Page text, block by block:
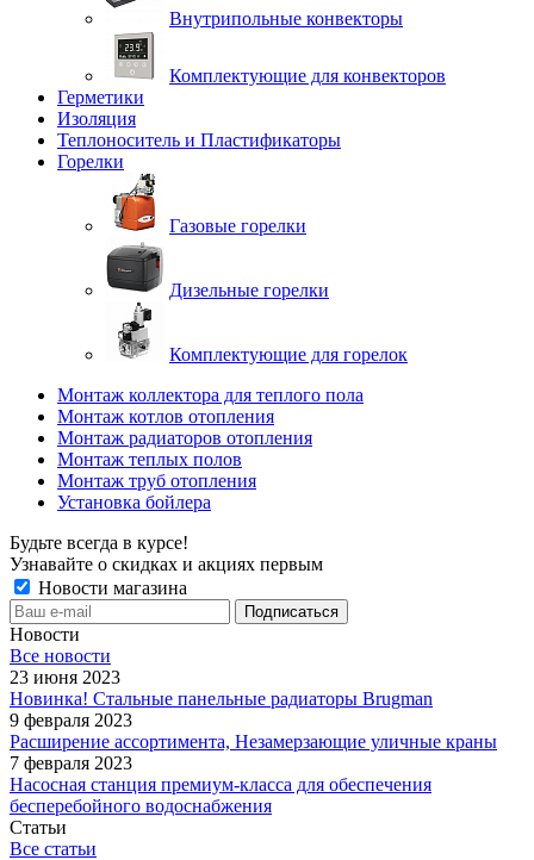
Внутрипольные конвекторы
Комплектующие для конвекторов
Герметики
Изоляция
Теплоноситель и Пластификаторы
Горелки
Газовые горелки
Дизельные горелки
Комплектующие для горелок
Монтаж коллектора для теплого пола
Монтаж котлов отопления
Монтаж радиаторов отопления
Монтаж теплых полов
Монтаж труб отопления
Установка бойлера
Будьте всегда в курсе!
Узнавайте о скидках и акциях первым
Новости магазина
Новости
Все новости
23 июня 2023
Новинка! Стальные панельные радиаторы Brugman
9 февраля 2023
Расширение ассортимента, Незамерзающие уличные краны
7 февраля 2023
Насосная станция премиум-класса для обеспечения
бесперебойного водоснабжения
Статьи
Все статьи